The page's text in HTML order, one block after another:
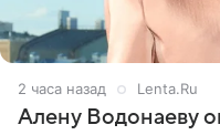
2 часа назад Lenta.Ru
Алену Водонаеву